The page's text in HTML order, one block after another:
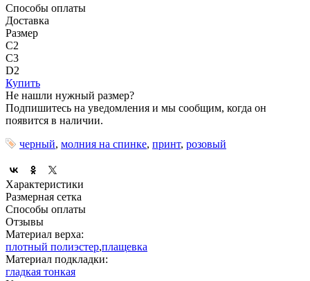
Способы оплаты
Доставка
Размер
C2
C3
D2
Купить
Не нашли нужный размер?
Подпишитесь на уведомления и мы сообщим, когда он
появится в наличии.
черный, молния на спинке, принт, розовый
Характеристики
Размерная сетка
Способы оплаты
Отзывы
Материал верха:
плотный полиэстер,плащевка
Материал подкладки:
гладкая тонкая